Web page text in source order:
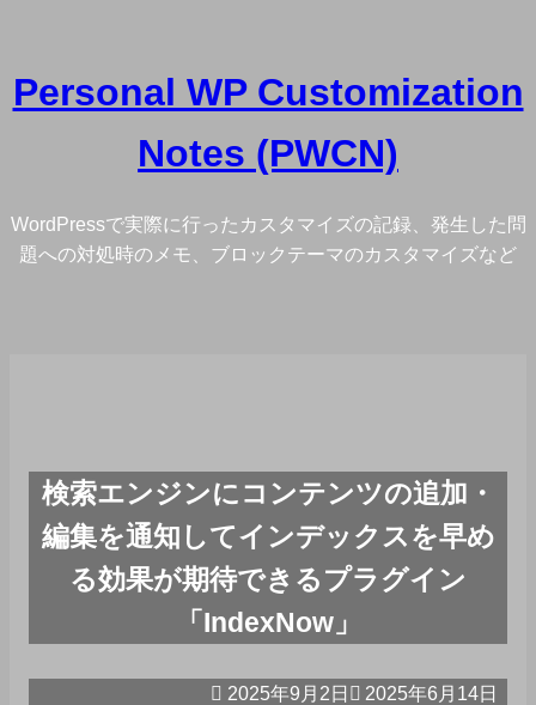
を
ス
Personal WP Customization
Notes (PWCN)
WordPressで実際に行ったカスタマイズの記録、発生した問
題への対処時のメモ、ブロックテーマのカスタマイズなど
検索エンジンにコンテンツの追加・
編集を通知してインデックスを早め
る効果が期待できるプラグイン
「IndexNow」
2025年9月2日
2025年6月14日